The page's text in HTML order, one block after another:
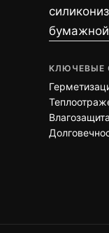
КЛЮЧЕВЫЕ
Влагозащита